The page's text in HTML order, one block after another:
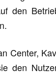
den
Center,
den